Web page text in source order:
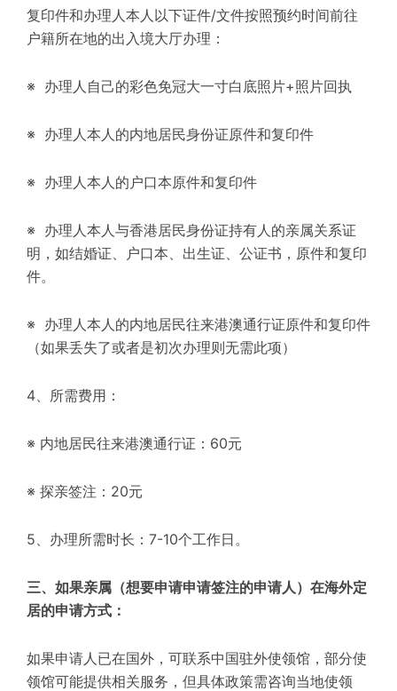
复印件和办理人本人以下证件/文件按照预约时间前往
户籍所在地的出入境大厅办理：
※ 办理人自己的彩色免冠大一寸白底照片+照片回执
※ 办理人本人的内地居民身份证原件和复印件
※ 办理人本人的户口本原件和复印件
※ 办理人本人与香港居民身份证持有人的亲属关系证
明，如结婚证、户口本、出生证、公证书，原件和复印
件。
※ 办理人本人的内地居民往来港澳通行证原件和复印件
（如果丢失了或者是初次办理则无需此项）
4、所需费用：
※ 内地居民往来港澳通行证：60元
※ 探亲签注：20元
5、办理所需时长：7-10个工作日。
三、如果亲属（想要申请申请签注的申请人）在海外定
居的申请方式：
如果申请人已在国外，可联系中国驻外使领馆，部分使
领馆可能提供相关服务，但具体政策需咨询当地使领